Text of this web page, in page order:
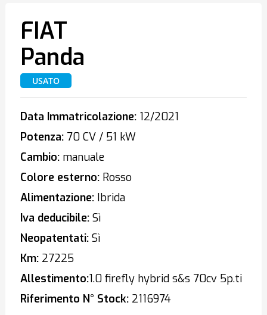
FIAT
Panda
USATO
Data Immatricolazione:12/2021
Potenza:70 CV / 51 kW
Cambio:manuale
Colore esterno:Rosso
Alimentazione:Ibrida
Iva deducibile:Sì
Neopatentati:Sì
Km:27225
Allestimento:1.0 firefly hybrid s&s 70cv 5p.ti
Riferimento N° Stock:2116974